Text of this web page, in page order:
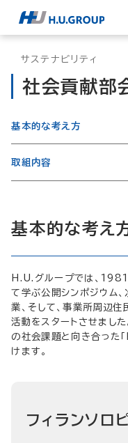
サステナビリティ
社会貢献部
基本的な考え方
取組内容
基本的な考え
H.U.グループでは、
て学ぶ公開シンポジウム
業、そして、事業所周辺
活動をスタートさせまし
の社会課題と向き合った
けます。
フィランソロ